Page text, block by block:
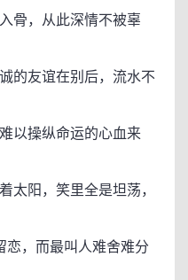
骨，从此深情不被辜
友谊在别后，流水不
以操纵命运的心血来
阳，笑里全是坦荡，
，而最叫人难舍难分